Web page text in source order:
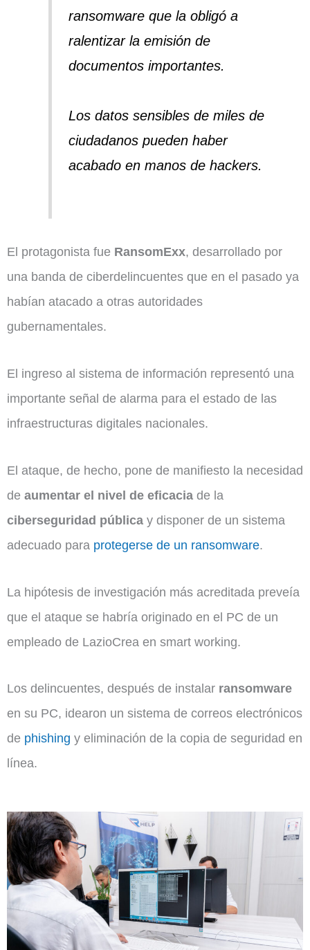
ransomware que la obligó a
ralentizar la emisión de
documentos importantes.
Los datos sensibles de miles de
ciudadanos pueden haber
acabado en manos de hackers.
El protagonista fue RansomExx, desarrollado por
una banda de ciberdelincuentes que en el pasado ya
habían atacado a otras autoridades
gubernamentales.
El ingreso al sistema de información representó una
importante señal de alarma para el estado de las
infraestructuras digitales nacionales.
El ataque, de hecho, pone de manifiesto la necesidad
de aumentar el nivel de eficacia de la
ciberseguridad pública y disponer de un sistema
adecuado para protegerse de un ransomware.
La hipótesis de investigación más acreditada preveía
que el ataque se habría originado en el PC de un
empleado de LazioCrea en smart working.
Los delincuentes, después de instalar ransomware
en su PC, idearon un sistema de correos electrónicos
de phishing y eliminación de la copia de seguridad en
línea.